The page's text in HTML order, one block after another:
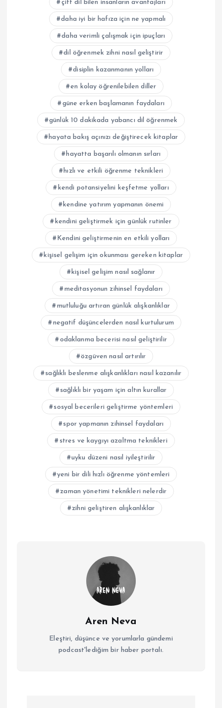
çift dil bilen insanların avantajları
daha iyi bir hafıza için ne yapmalı
daha verimli çalışmak için ipuçları
dil öğrenmek zihni nasıl geliştirir
disiplin kazanmanın yolları
en kolay öğrenilebilen diller
güne erken başlamanın faydaları
günlük 10 dakikada yabancı dil öğrenmek
hayata bakış açınızı değiştirecek kitaplar
hayatta başarılı olmanın sırları
hızlı ve etkili öğrenme teknikleri
kendi potansiyelini keşfetme yolları
kendine yatırım yapmanın önemi
kendini geliştirmek için günlük rutinler
Kendini geliştirmenin en etkili yolları
kişisel gelişim için okunması gereken kitaplar
kişisel gelişim nasıl sağlanır
meditasyonun zihinsel faydaları
mutluluğu artıran günlük alışkanlıklar
negatif düşüncelerden nasıl kurtulurum
odaklanma becerisi nasıl geliştirilir
özgüven nasıl artırılır
sağlıklı beslenme alışkanlıkları nasıl kazanılır
sağlıklı bir yaşam için altın kurallar
sosyal becerileri geliştirme yöntemleri
spor yapmanın zihinsel faydaları
stres ve kaygıyı azaltma teknikleri
uyku düzeni nasıl iyileştirilir
yeni bir dili hızlı öğrenme yöntemleri
zaman yönetimi teknikleri nelerdir
zihni geliştiren alışkanlıklar
Aren Neva
Eleştiri, düşünce ve yorumlarla gündemi
podcast'lediğim bir haber portalı.